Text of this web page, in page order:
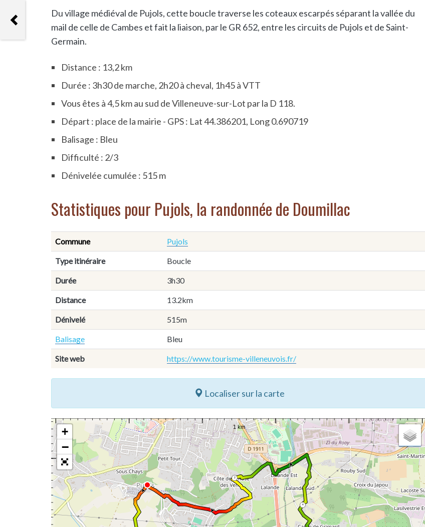
Trace gps Pont-du-Casse, longue
randonnée dans les coteaux de
Serres
Du village médiéval de Pujols, cette boucle traverse les coteaux escarpés séparant la vallée du
mail de celle de Cambes et fait la liaison, par le GR 652, entre les circuits de Pujols et de Saint-
Germain.
Distance : 13,2 km
Durée : 3h30 de marche, 2h20 à cheval, 1h45 à VTT
Vous êtes à 4,5 km au sud de Villeneuve-sur-Lot par la D 118.
Départ : place de la mairie - GPS : Lat 44.386201, Long 0.690719
Balisage : Bleu
Difficulté : 2/3
Dénivelée cumulée : 515 m
Statistiques pour Pujols, la randonnée de Doumillac
Commune Pujols
Type itinéraire Boucle
Durée 3h30
Distance 13.2km
Dénivelé 515m
Balisage Bleu
Site web https://www.tourisme-villeneuvois.fr/
Localiser sur la carte
4
2
+
−